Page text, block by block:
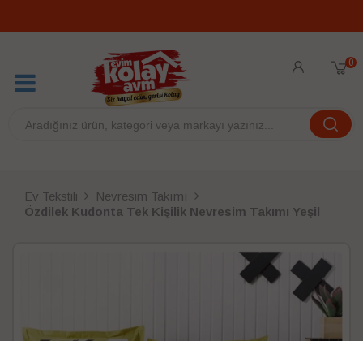
0
Ev Tekstili
Nevresim Takımı
Özdilek Kudonta Tek Kişilik Nevresim Takımı Yeşil